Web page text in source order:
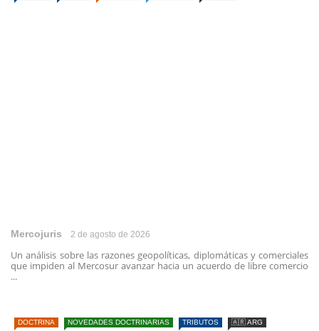
Mercojuris 2 de agosto de 2026
Un análisis sobre las razones geopolíticas, diplomáticas y comerciales
que impiden al Mercosur avanzar hacia un acuerdo de libre comercio
...
DOCTRINA NOVEDADES DOCTRINARIAS TRIBUTOS 🇦🇷 ARG